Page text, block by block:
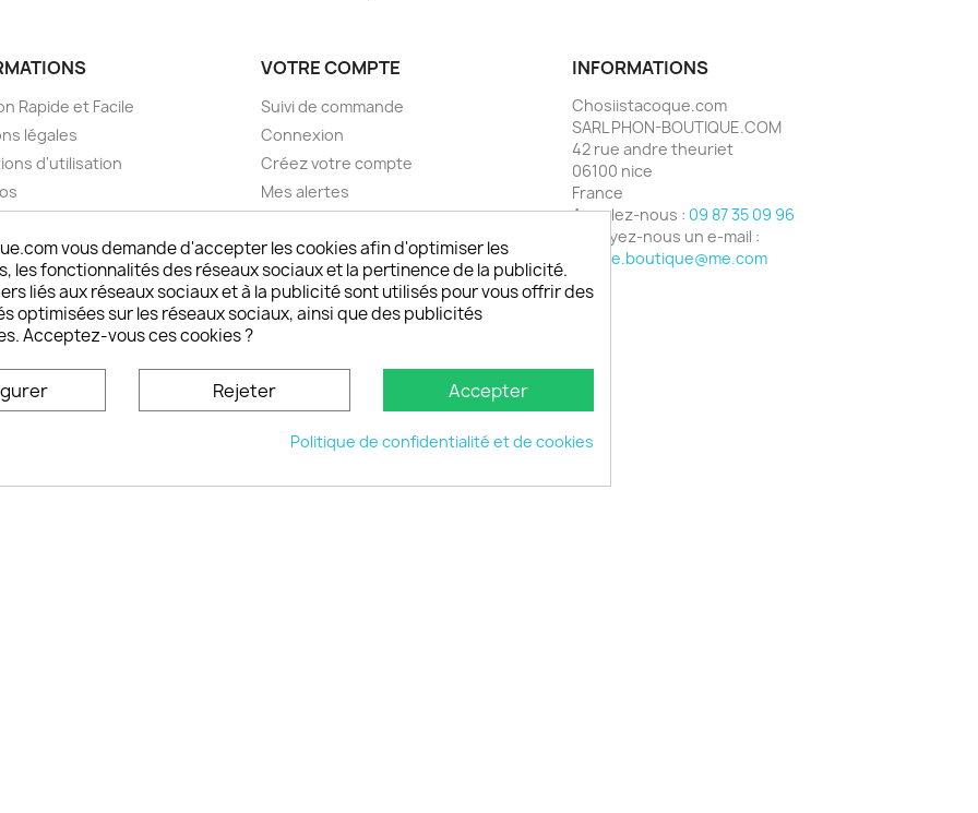
Rapide et Facile
légales
d'utilisation
et remboursements
DOM TOM et outremer
personnaliser son
nous
site
VOTRE COMPTE
Suivi de commande
Connexion
Créez votre compte
Mes alertes
INFORMATIONS
Chosiistacoque.com
SARL PHON-BOUTIQUE.COM
42 rue andre theuriet
06100 nice
France
Appelez-nous : 09 87 35 09 96
Envoyez-nous un e-mail :
phone.boutique@me.com
© 2026 - choisistacoque.com
vous demande d'accepter les cookies afin d'optimiser les
les fonctionnalités des réseaux sociaux et la pertinence de la publicité.
liés aux réseaux sociaux et à la publicité sont utilisés pour vous offrir des
optimisées sur les réseaux sociaux, ainsi que des publicités
Acceptez-vous ces cookies ?
Rejeter Accepter
Politique de confidentialité et de cookies